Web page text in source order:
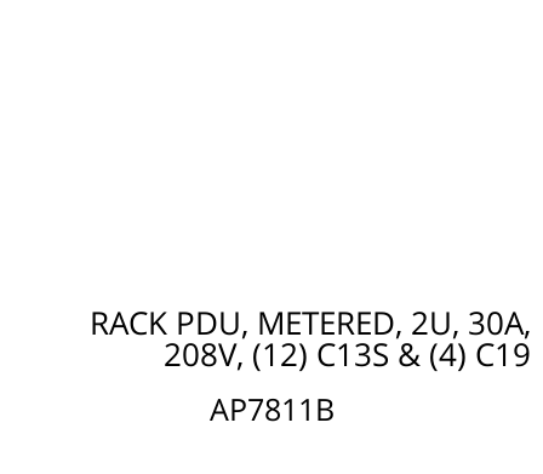
RACK PDU, METERED, 2U, 30A,
208V, (12) C13S & (4) C19
AP7811B